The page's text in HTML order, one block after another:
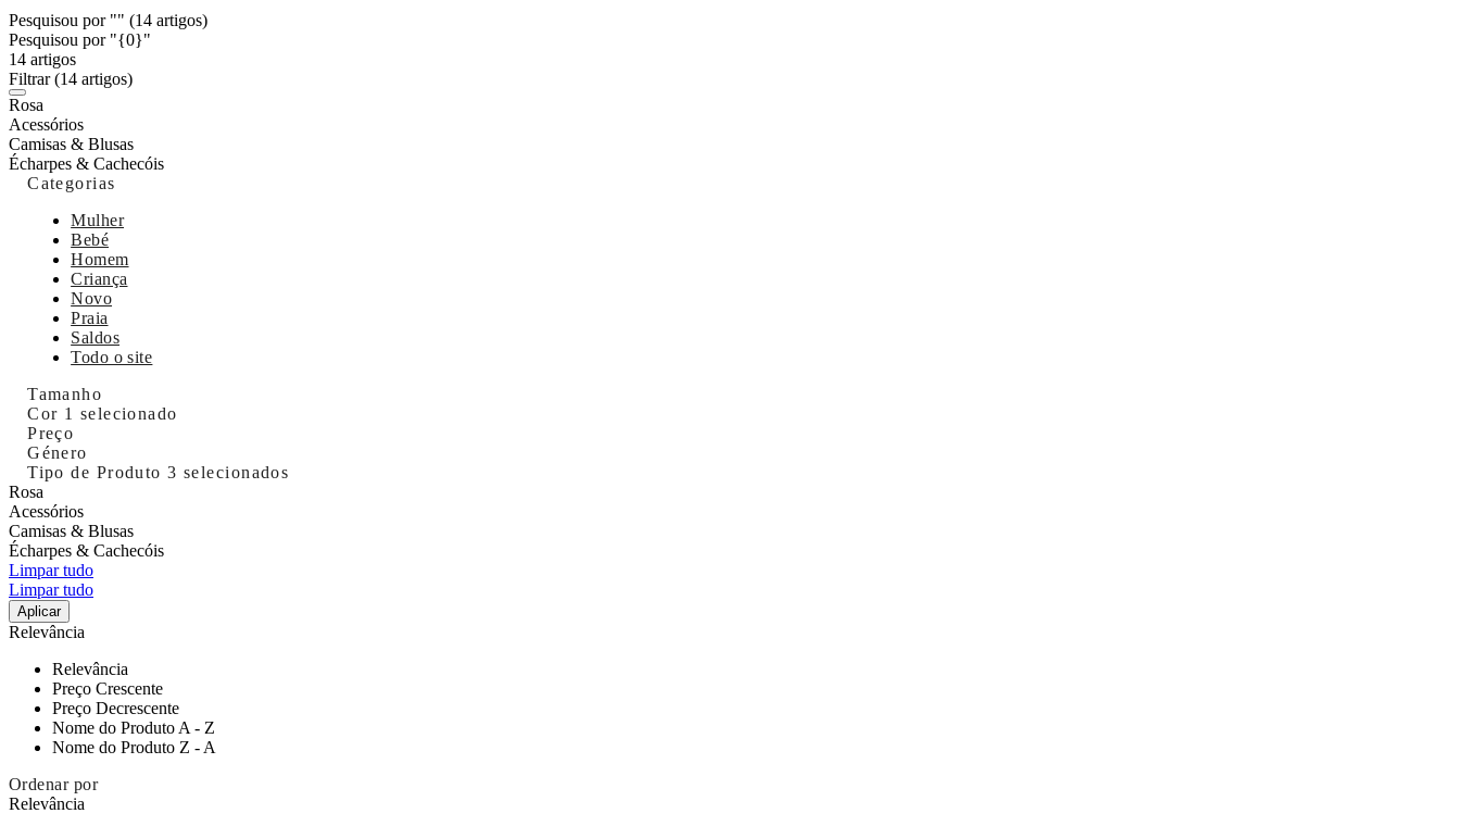
Pesquisou por "" (14 artigos)
Pesquisou por "{0}"
14 artigos
Filtrar(14 artigos)
Rosa
Acessórios
Camisas & Blusas
Écharpes & Cachecóis
Categorias
Mulher
Bebé
Homem
Criança
Novo
Praia
Saldos
Todo o site
Tamanho
Cor 1 selecionado
Preço
Género
Tipo de Produto3 selecionados
Rosa
Acessórios
Camisas & Blusas
Écharpes & Cachecóis
Limpar tudo
Limpar tudo
Aplicar
Relevância
Relevância
Preço Crescente
Preço Decrescente
Nome do Produto A - Z
Nome do Produto Z - A
Ordenar por
Relevância